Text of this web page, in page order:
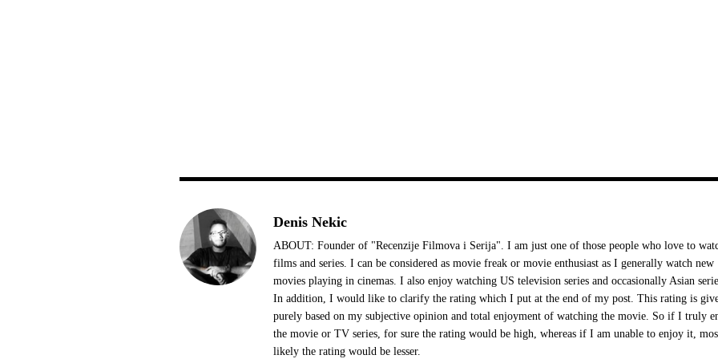
Denis Nekic
ABOUT: Founder of "Recenzije Filmova i Serija". I am just one of those people who love to
films and series. I can be considered as movie freak or movie enthusiast as I generally watch new
movies playing in cinemas. I also enjoy watching US television series and occasionally Asian
In addition, I would like to clarify the rating which I put at the end of my post. This rating is
purely based on my subjective opinion and total enjoyment of watching the movie. So if I truly
the movie or TV series, for sure the rating would be high, whereas if I am unable to enjoy it,
likely the rating would be lesser.